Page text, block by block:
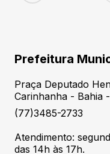
Prefeitura
Praça Deputado
Carinhanha - Bahia
(77)3485-2733
Atendimento:
das 14h às 17h.